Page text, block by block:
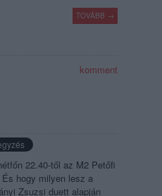
TOVÁBB →
komment
22.40-től az M2 Petőfi
hogy milyen lesz a
Zsuzsi duett alapján